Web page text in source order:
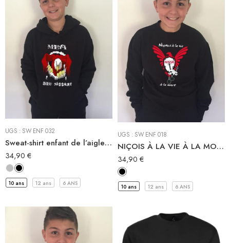
UGS : SW ENF 032
Sweat-shirt enfant de l’aigle MEFI SIEÙ NISSART
34,90 €
10 ans 12 ans 6 ANS
Sweat-Shirt à capuche
Sweat Shirt
UGS : SW ENF 018
NIÇOIS À LA VIE À LA MORT sweat-shirt niçois enfant
34,90 €
10 ans 12 ans 6 ANS
Sweat-Shirt à capuche